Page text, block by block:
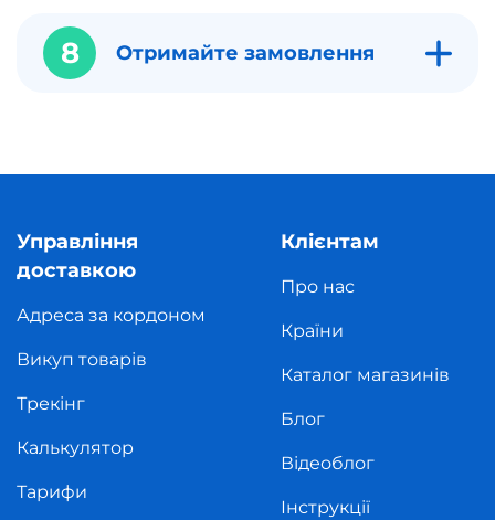
8 Отримайте замовлення
Управління
доставкою
Адреса за кордоном
Викуп товарів
Трекінг
Калькулятор
Тарифи
Клієнтам
Про нас
Країни
Каталог магазинів
Блог
Відеоблог
Інструкції